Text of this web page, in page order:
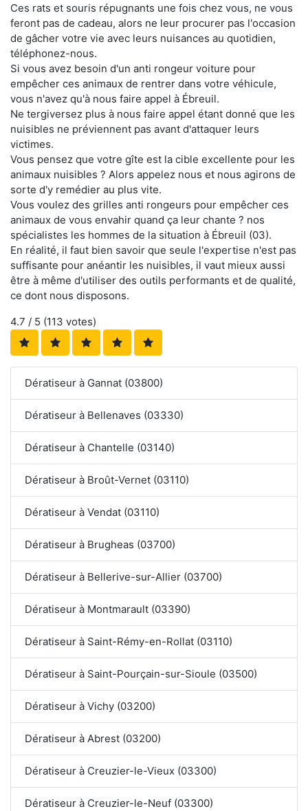
Ces rats et souris répugnants une fois chez vous, ne vous
feront pas de cadeau, alors ne leur procurer pas l'occasion
de gâcher votre vie avec leurs nuisances au quotidien,
téléphonez-nous.
Si vous avez besoin d'un anti rongeur voiture pour
empêcher ces animaux de rentrer dans votre véhicule,
vous n'avez qu'à nous faire appel à Ébreuil.
Ne tergiversez plus à nous faire appel étant donné que les
nuisibles ne préviennent pas avant d'attaquer leurs
victimes.
Vous pensez que votre gîte est la cible excellente pour les
animaux nuisibles ? Alors appelez nous et nous agirons de
sorte d'y remédier au plus vite.
Vous voulez des grilles anti rongeurs pour empêcher ces
animaux de vous envahir quand ça leur chante ? nos
spécialistes les hommes de la situation à Ébreuil (03).
En réalité, il faut bien savoir que seule l'expertise n'est pas
suffisante pour anéantir les nuisibles, il vaut mieux aussi
être à même d'utiliser des outils performants et de qualité,
ce dont nous disposons.
4.7 / 5 (113 votes)
Dératiseur à Gannat (03800)
Dératiseur à Bellenaves (03330)
Dératiseur à Chantelle (03140)
Dératiseur à Broût-Vernet (03110)
Dératiseur à Vendat (03110)
Dératiseur à Brugheas (03700)
Dératiseur à Bellerive-sur-Allier (03700)
Dératiseur à Montmarault (03390)
Dératiseur à Saint-Rémy-en-Rollat (03110)
Dératiseur à Saint-Pourçain-sur-Sioule (03500)
Dératiseur à Vichy (03200)
Dératiseur à Abrest (03200)
Dératiseur à Creuzier-le-Vieux (03300)
Dératiseur à Creuzier-le-Neuf (03300)